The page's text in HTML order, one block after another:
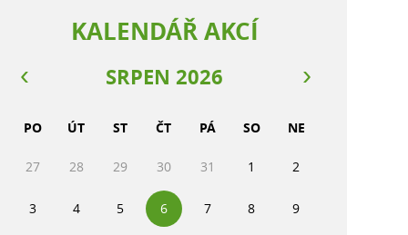
KALENDÁŘ AKCÍ
SRPEN 2026
PO ÚT ST ČT PÁ SO NE
27 28 29 30 31 1 2
3 4 5 6 7 8 9